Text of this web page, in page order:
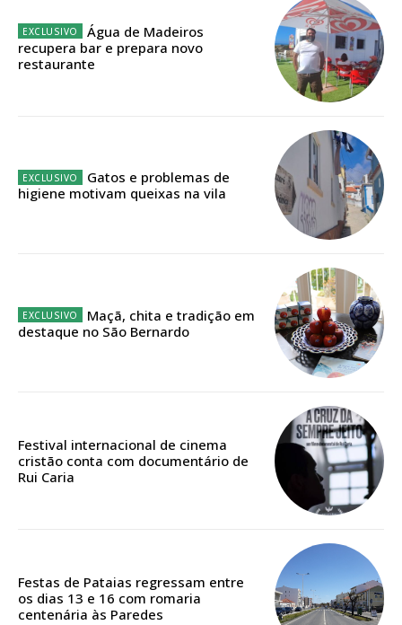
ASSINATURA
IMPRESSA
Edição em papel entregue à Quinta-feira em sua
Acesso aos conteúdos Exclusivos para
Ofertas para assinatura anual
ASSINATURA
DIGITAL ANUAL
12 meses
Água de Madeiros
recupera bar e prepara novo
restaurante
Gatos e problemas de
higiene motivam queixas na vila
Maçã, chita e tradição em
destaque no São Bernardo
Festival internacional de cinema
cristão conta com documentário de
Rui Caria
Festas de Pataias regressam entre
os dias 13 e 16 com romaria
centenária às Paredes